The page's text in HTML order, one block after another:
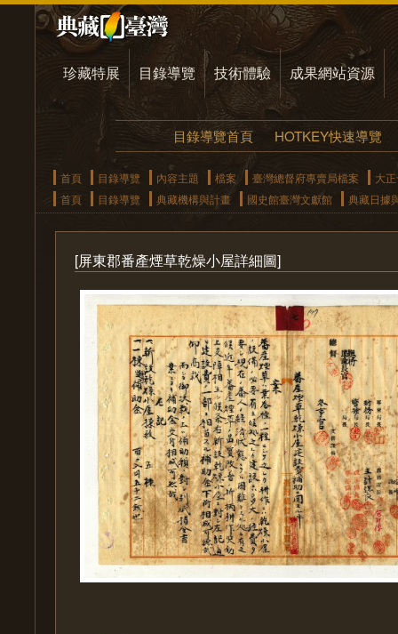
珍藏特展 目錄導覽 技術體驗 成果網站資源
目錄導覽首頁 HOTKEY快速導覽
首頁 目錄導覽 內容主題 檔案 臺灣總督府專賣局檔案
大
首頁
目錄導覽 典藏機構與計畫 國史館臺灣文獻館 典藏日據
[屏東郡番產煙草乾燥小屋詳細圖]